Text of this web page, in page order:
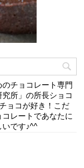
チョコレート専門
所」の所長ショコ
ョコが好き！こだ
レートであなたに
いです♪^^